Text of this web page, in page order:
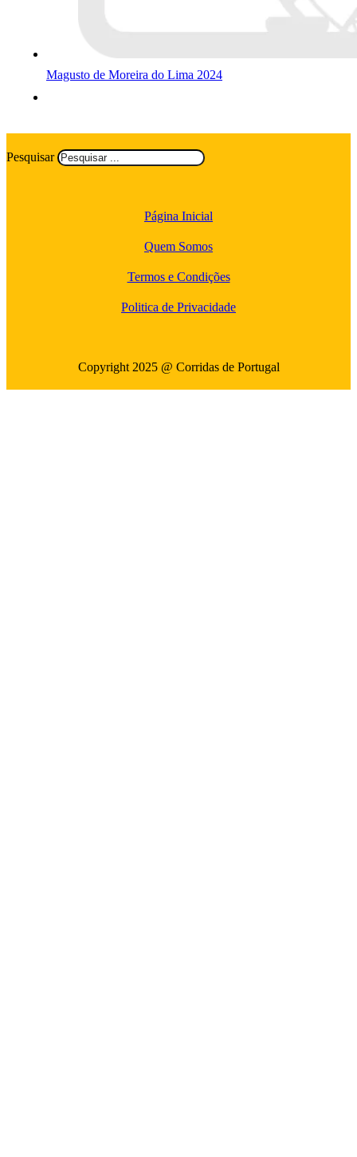
Magusto de Moreira do Lima 2024
Pesquisar
Página Inicial
Quem Somos
Termos e Condições
Politica de Privacidade
Copyright 2025 @ Corridas de Portugal